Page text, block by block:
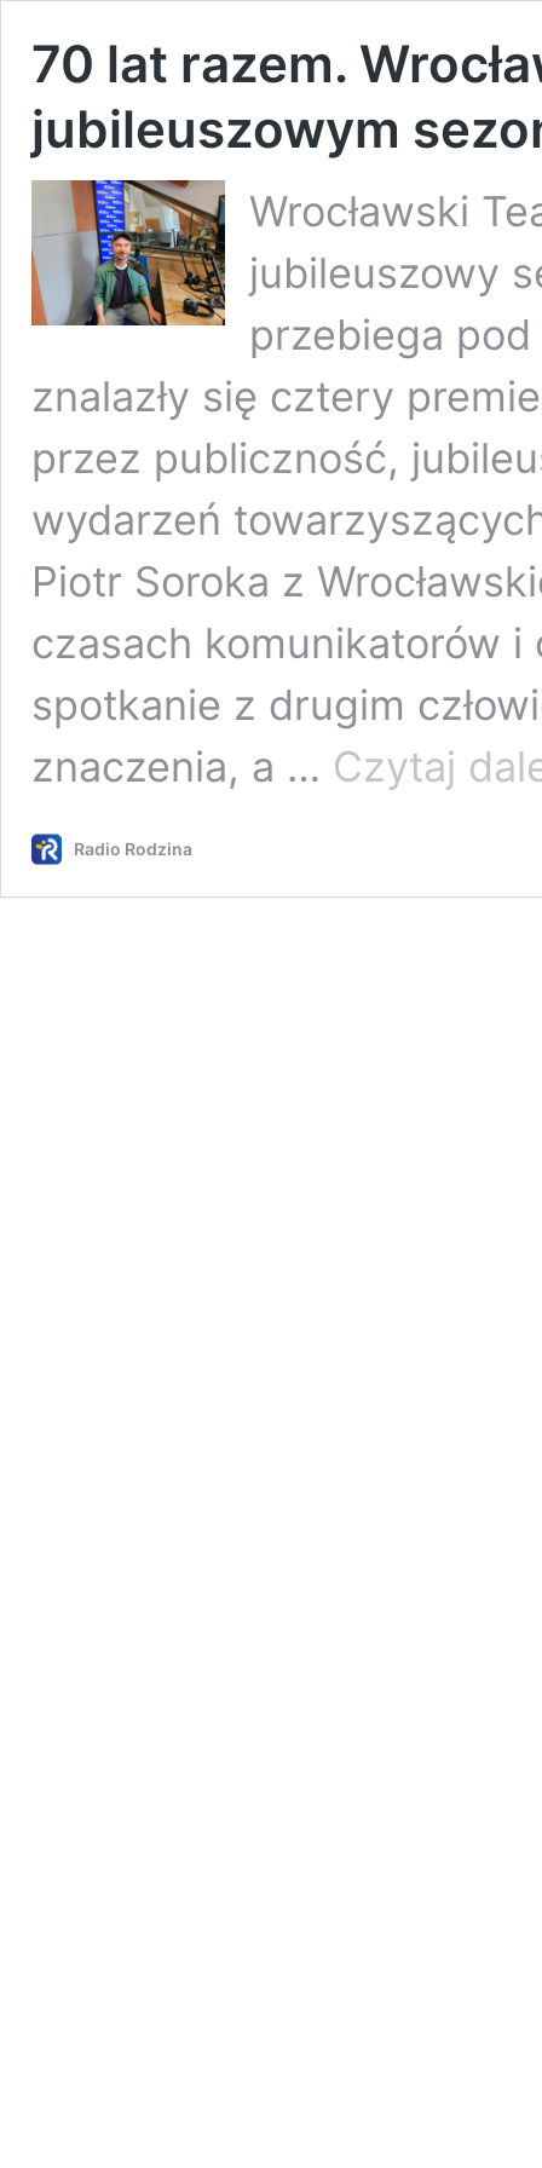
70 lat razem.
jubileuszowym
Wrocławski
jubileuszowy
przebiega pod
znalazły się cztery
przez publiczność,
wydarzeń
Piotr Soroka z
czasach komunikatorów i
spotkanie z drugim
znaczenia, a … Czytaj
Radio Rodzina